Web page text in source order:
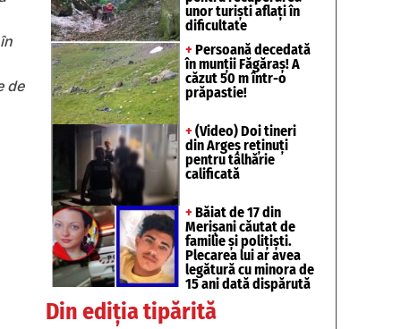
de
unor turişti aflaţi în
dificultate
+ Persoană decedată
în munții Făgăraș! A
căzut 50 m într-o
prăpastie!
+ (Video) Doi tineri
din Argeș reținuți
pentru tâlhărie
calificată
+ Băiat de 17 din
Merișani căutat de
familie și polițiști.
Plecarea lui ar avea
legătură cu minora de
15 ani dată dispărută
Din ediția tipărită